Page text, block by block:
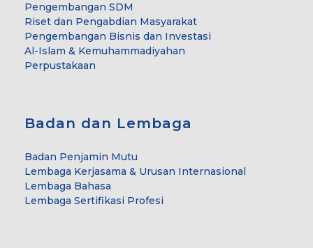
Pengembangan SDM
Riset dan Pengabdian Masyarakat
Pengembangan Bisnis dan Investasi
Al-Islam & Kemuhammadiyahan
Perpustakaan
Badan dan Lembaga
Badan Penjamin Mutu
Lembaga Kerjasama & Urusan Internasional
Lembaga Bahasa
Lembaga Sertifikasi Profesi